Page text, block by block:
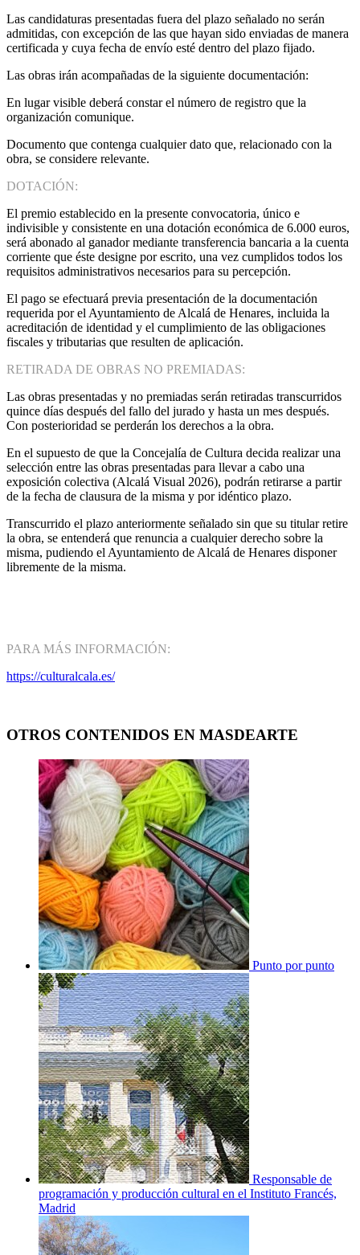
Las candidaturas presentadas fuera del plazo señalado no serán
admitidas, con excepción de las que hayan sido enviadas de manera
certificada y cuya fecha de envío esté dentro del plazo fijado.
Las obras irán acompañadas de la siguiente documentación:
En lugar visible deberá constar el número de registro que la
organización comunique.
Documento que contenga cualquier dato que, relacionado con la
obra, se considere relevante.
DOTACIÓN:
El premio establecido en la presente convocatoria, único e
indivisible y consistente en una dotación económica de 6.000 euros,
será abonado al ganador mediante transferencia bancaria a la cuenta
corriente que éste designe por escrito, una vez cumplidos todos los
requisitos administrativos necesarios para su percepción.
El pago se efectuará previa presentación de la documentación
requerida por el Ayuntamiento de Alcalá de Henares, incluida la
acreditación de identidad y el cumplimiento de las obligaciones
fiscales y tributarias que resulten de aplicación.
RETIRADA DE OBRAS NO PREMIADAS:
Las obras presentadas y no premiadas serán retiradas transcurridos
quince días después del fallo del jurado y hasta un mes después.
Con posterioridad se perderán los derechos a la obra.
En el supuesto de que la Concejalía de Cultura decida realizar una
selección entre las obras presentadas para llevar a cabo una
exposición colectiva (Alcalá Visual 2026), podrán retirarse a partir
de la fecha de clausura de la misma y por idéntico plazo.
Transcurrido el plazo anteriormente señalado sin que su titular retire
la obra, se entenderá que renuncia a cualquier derecho sobre la
misma, pudiendo el Ayuntamiento de Alcalá de Henares disponer
libremente de la misma.
PARA MÁS INFORMACIÓN:
https://culturalcala.es/
OTROS CONTENIDOS EN MASDEARTE
Punto por punto
Responsable de
programación y producción cultural en el Instituto Francés,
Madrid